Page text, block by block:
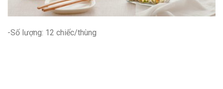
-Số lượng: 12 chiếc/thùng